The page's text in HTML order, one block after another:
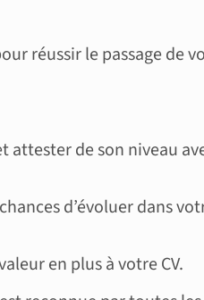
réussir le passage de
attester de son niveau
d’évoluer dans
en plus à votre CV.